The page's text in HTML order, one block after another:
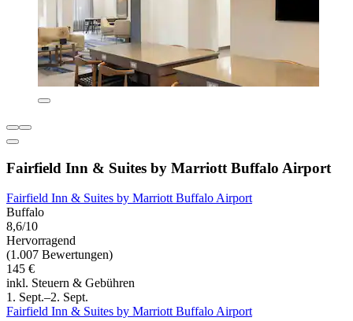
Fairfield Inn & Suites by Marriott Buffalo Airport
Fairfield Inn & Suites by Marriott Buffalo Airport
Buffalo
8,6/10
Hervorragend
(1.007 Bewertungen)
145 €
inkl. Steuern & Gebühren
1. Sept.–2. Sept.
Fairfield Inn & Suites by Marriott Buffalo Airport